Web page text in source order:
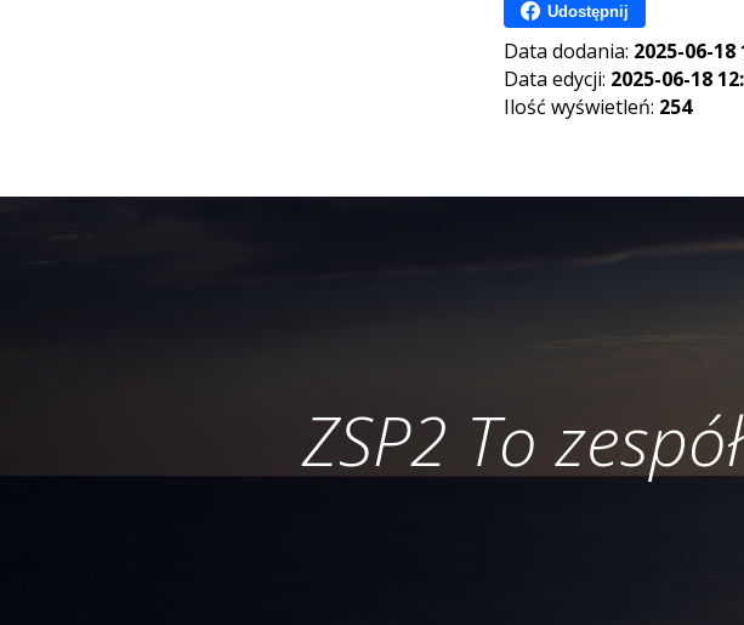
Udostępnij
Data dodania: 2025-06-18
Data edycji: 2025-06-18
Ilość wyświetleń: 254
ZSP2 To